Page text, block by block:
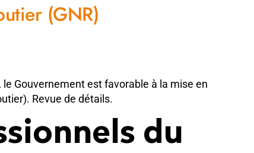
(GNR)
Gouvernement est favorable à la mise en
Revue de détails.
du